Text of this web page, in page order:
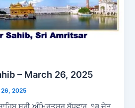
– March 26, 2025
2025